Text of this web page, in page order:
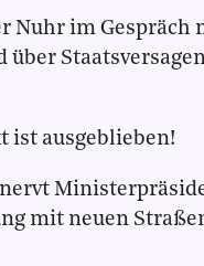
Nuhr im Gespräch
ist ausgeblieben!
mit neuen